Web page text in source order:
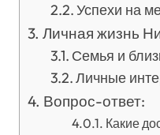
Успехи на
Личная жизнь
Семья и
Личные
Вопрос-ответ:
Какие